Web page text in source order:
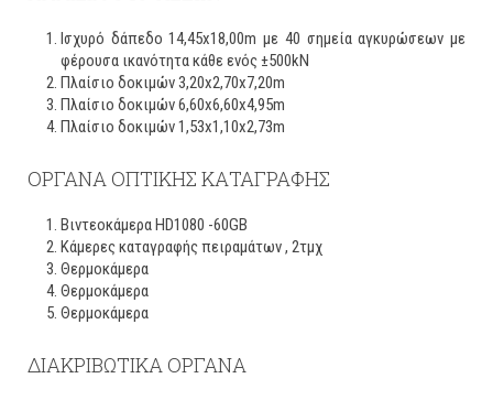
Ισχυρό δάπεδο 14,45x18,00m με 40 σημεία αγκυρώσεων με
φέρουσα ικανότητα κάθε ενός ±500kN
Πλαίσιο δοκιμών 3,20x2,70x7,20m
Πλαίσιο δοκιμών 6,60x6,60x4,95m
Πλαίσιο δοκιμών 1,53x1,10x2,73m
ΟΡΓΑΝΑ ΟΠΤΙΚΗΣ ΚΑΤΑΓΡΑΦΗΣ
Βιντεοκάμερα HD1080 -60GB
Κάμερες καταγραφής πειραμάτων , 2τμχ
Θερμοκάμερα
Θερμοκάμερα
Θερμοκάμερα
ΔΙΑΚΡΙΒΩΤΙΚΑ ΟΡΓΑΝΑ